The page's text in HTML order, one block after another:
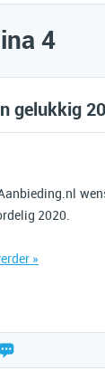
4
gelukkig
2020.
»